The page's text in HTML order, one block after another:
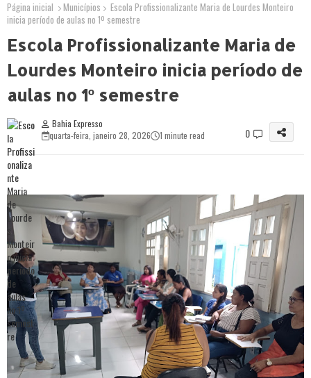
Página inicial Municípios
Escola Profissionalizante Maria de Lourdes Monteiro
inicia período de aulas no 1º semestre
Escola Profissionalizante Maria de
Lourdes Monteiro inicia período de
aulas no 1º semestre
Bahia Expresso
quarta-feira, janeiro 28, 2026
1 minute read 0